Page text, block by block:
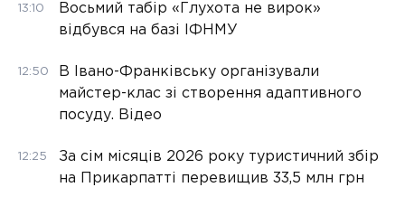
13:10
Восьмий табір «Глухота не вирок»
відбувся на базі ІФНМУ
12:50
В Івано-Франківську організували
майстер-клас зі створення адаптивного
посуду. Відео
12:25
За сім місяців 2026 року туристичний збір
на Прикарпатті перевищив 33,5 млн грн